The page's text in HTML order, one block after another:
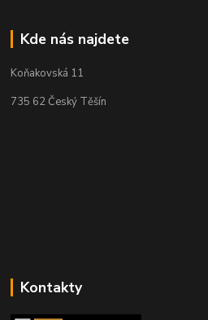
Kde nás najdete
Koňakovská 11
735 62 Český Těšín
Kontakty